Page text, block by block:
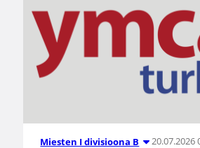
Miesten I divisioona B 20.07.2026